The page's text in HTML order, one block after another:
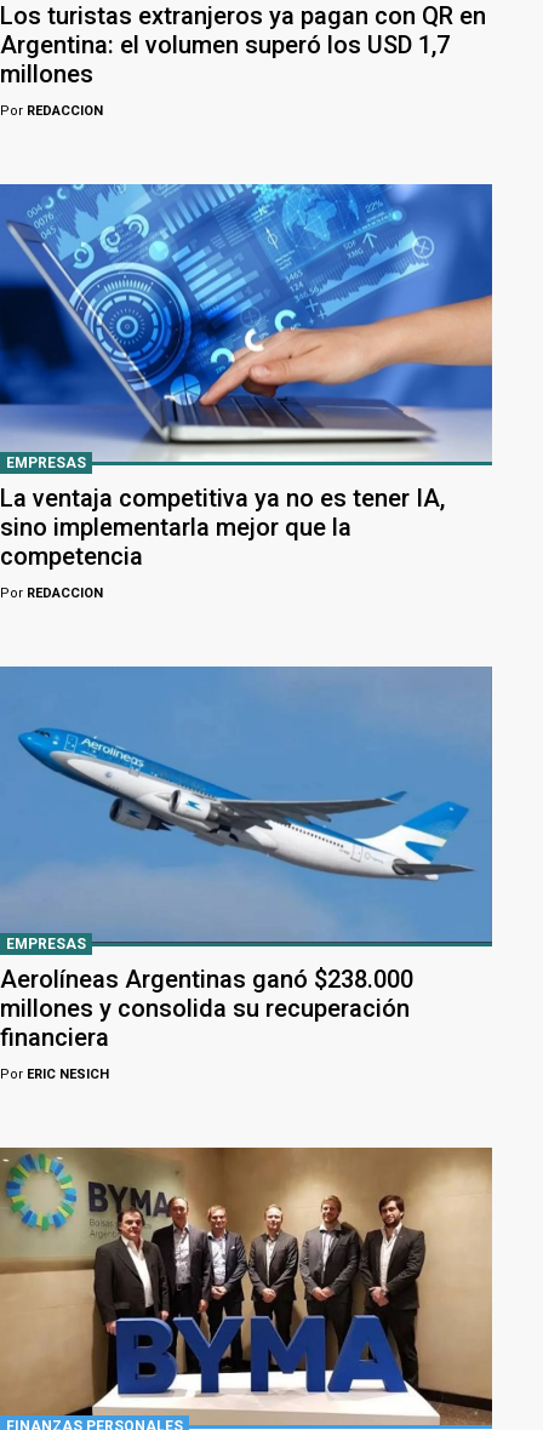
Los turistas extranjeros ya pagan con QR en
Argentina: el volumen superó los USD 1,7
millones
Por REDACCION
EMPRESAS
La ventaja competitiva ya no es tener IA,
sino implementarla mejor que la
competencia
Por REDACCION
EMPRESAS
Aerolíneas Argentinas ganó $238.000
millones y consolida su recuperación
financiera
Por ERIC NESICH
FINANZAS PERSONALES